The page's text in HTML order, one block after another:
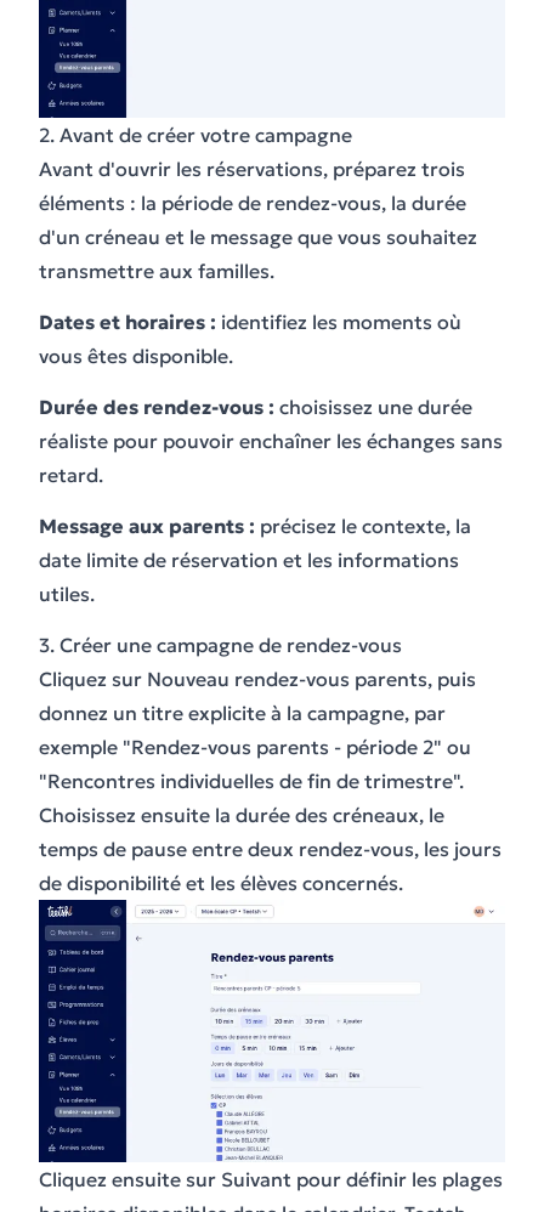
2. Avant de créer votre campagne
Avant d'ouvrir les réservations, préparez trois
éléments : la période de rendez-vous, la durée
d'un créneau et le message que vous souhaitez
transmettre aux familles.
Dates et horaires : identifiez les moments où
vous êtes disponible.
Durée des rendez-vous : choisissez une durée
réaliste pour pouvoir enchaîner les échanges sans
retard.
Message aux parents : précisez le contexte, la
date limite de réservation et les informations
utiles.
3. Créer une campagne de rendez-vous
Cliquez sur Nouveau rendez-vous parents, puis
donnez un titre explicite à la campagne, par
exemple "Rendez-vous parents - période 2" ou
"Rencontres individuelles de fin de trimestre".
Choisissez ensuite la durée des créneaux, le
temps de pause entre deux rendez-vous, les jours
de disponibilité et les élèves concernés.
Cliquez ensuite sur Suivant pour définir les plages